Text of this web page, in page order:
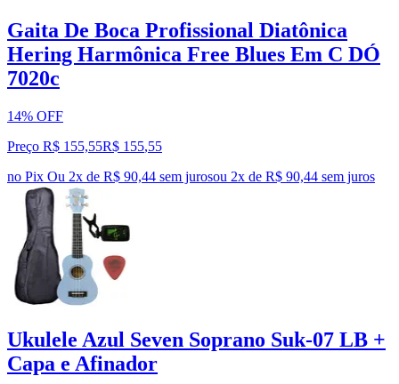
Gaita De Boca Profissional Diatônica
Hering Harmônica Free Blues Em C DÓ
7020c
14% OFF
Preço R$ 155,55R$ 155,55
no Pix Ou 2x de R$ 90,44 sem jurosou 2x de R$ 90,44 sem juros
Ukulele Azul Seven Soprano Suk-07 LB +
Capa e Afinador